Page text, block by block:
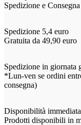
Spedizione e Consegna
Spedizione 5,4 euro
Gratuita da 49,90 euro
Spedizione in giornata
*Lun-ven se ordini
consegna)
Disponibilità immediata
Prodotti disponibili in